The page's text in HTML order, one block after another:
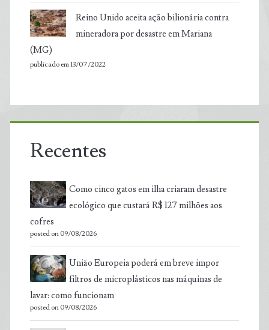
Reino Unido aceita ação bilionária contra
mineradora por desastre em Mariana
(MG)
publicado em 13/07/2022
Recentes
Como cinco gatos em ilha criaram desastre
ecológico que custará R$ 127 milhões aos
cofres
posted on 09/08/2026
União Europeia poderá em breve impor
filtros de microplásticos nas máquinas de
lavar: como funcionam
posted on 09/08/2026